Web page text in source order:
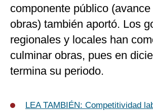
componente público
obras) también aportó. Los
regionales y locales han
culminar obras, pues en
termina su periodo.
LEA TAMBIÉN: Competitividad